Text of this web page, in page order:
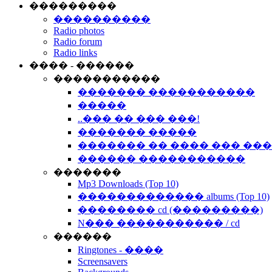
���������
����������
Radio photos
Radio forum
Radio links
���� - ������
�����������
������� �����������
�����
..��� �� ��� ���!
������� �����
������� �� ���� ���
������ �����������
�������
Mp3 Downloads (Top 10)
������������� albums (Top 10)
�������� cd (���������)
N��� ����������� / cd
������
Ringtones - ����
Screensavers